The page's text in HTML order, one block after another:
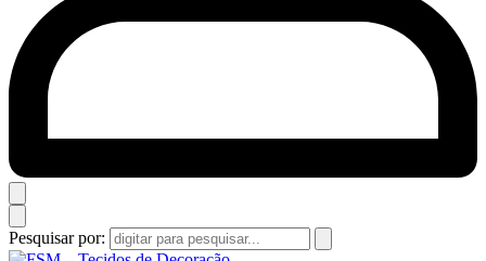
Pesquisar por: